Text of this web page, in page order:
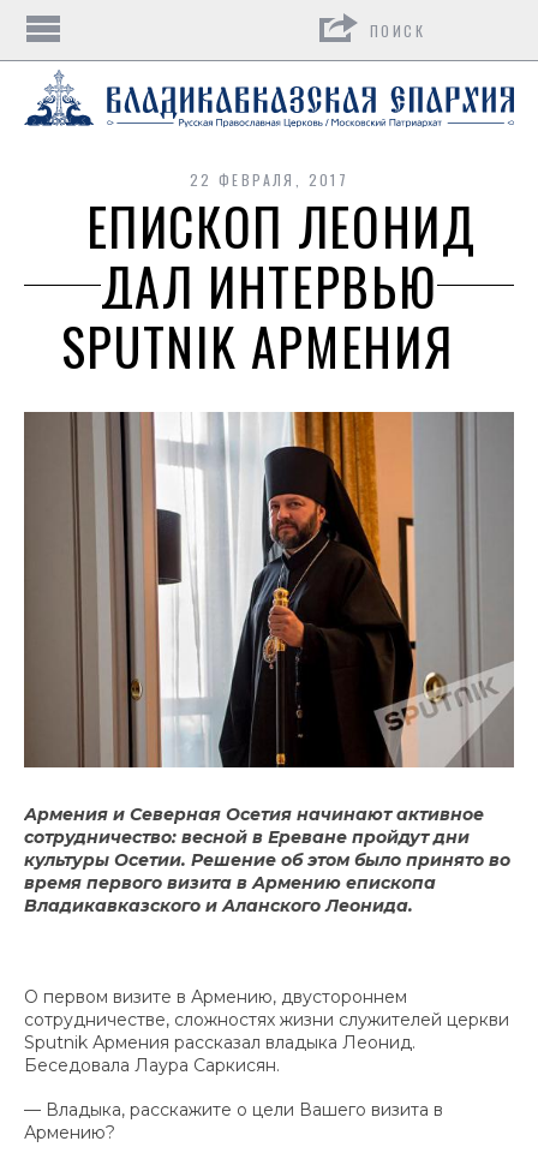
22 ФЕВРАЛЯ, 2017
ЕПИСКОП ЛЕОНИД
ДАЛ ИНТЕРВЬЮ
SPUTNIK АРМЕНИЯ
Армения и Северная Осетия начинают активное
сотрудничество: весной в Ереване пройдут дни
культуры Осетии. Решение об этом было принято во
время первого визита в Армению епископа
Владикавказского и Аланского Леонида.
О первом визите в Армению, двустороннем
сотрудничестве, сложностях жизни служителей церкви
Sputnik Армения рассказал владыка Леонид.
Беседовала Лаура Саркисян.
— Владыка, расскажите о цели Вашего визита в
Армению?